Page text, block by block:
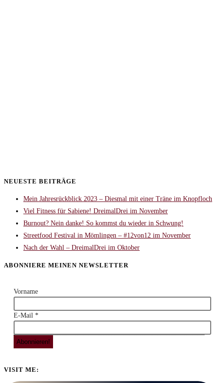
NEUESTE BEITRÄGE
Mein Jahresrückblick 2023 – Diesmal mit einer Träne im Knopfloch
Viel Fitness für Sabiene! DreimalDrei im November
Burnout? Nein danke! So kommst du wieder in Schwung!
Streetfood Festival in Mömlingen – #12von12 im November
Nach der Wahl – DreimalDrei im Oktober
ABONNIERE MEINEN NEWSLETTER
Vorname
E-Mail *
VISIT ME: